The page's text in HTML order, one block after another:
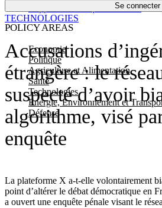
Se connecter
POLICY AREAS
Economie
Politique
Agriculture et Alimentation
Santé
Technologies
Energie, Environnement et
Défense
Économie
Accusations
étrangère : le
suspecté d’avoir
algorithme, visé
enquête
La plateforme X a-t-elle volontairement
point d’altérer le débat démocratique en
a ouvert une enquête pénale visant le
TECHNOLOGIES